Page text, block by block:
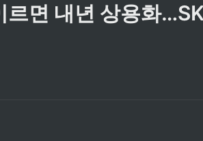
면 내년 상용화